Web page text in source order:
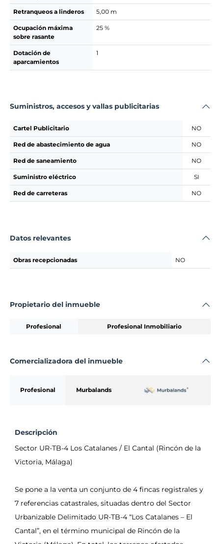
Retranqueos a linderos 5,00 m
Ocupación máxima
sobre rasante
25 %
Dotación de
aparcamientos
1
Suministros, accesos y vallas publicitarias
Cartel Publicitario NO
Red de abastecimiento de agua NO
Red de saneamiento NO
Suministro eléctrico SI
Red de carreteras NO
Datos relevantes
Obras recepcionadas NO
Propietario del inmueble
Profesional Profesional Inmobiliario
Comercializadora del inmueble
Profesional Murbalands
Descripción